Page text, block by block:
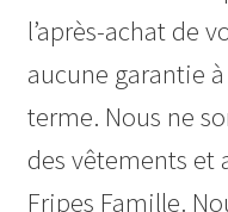
l’après-achat de
aucune garantie
terme. Nous ne
des vêtements et
Fripes Famille.